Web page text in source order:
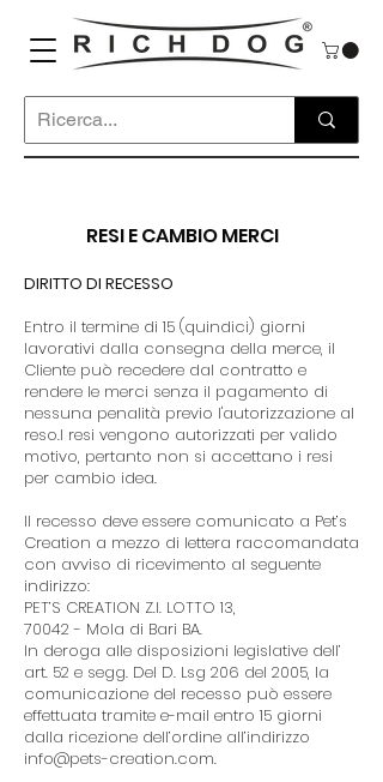
RESI E CAMBIO MERCI
DIRITTO DI RECESSO
Entro il termine di 15 (quindici) giorni
lavorativi dalla consegna della merce, il
Cliente può recedere dal contratto e
rendere le merci senza il pagamento di
nessuna penalità previo l'autorizzazione al
reso.I resi vengono autorizzati per valido
motivo, pertanto non si accettano i resi
per cambio idea.
Il recesso deve essere comunicato a Pet’s
Creation a mezzo di lettera raccomandata
con avviso di ricevimento al seguente
indirizzo:
PET’S CREATION Z.I. LOTTO 13,
70042 - Mola di Bari BA.
In deroga alle disposizioni legislative dell’
art. 52 e segg. Del D. Lsg 206 del 2005, la
comunicazione del recesso può essere
effettuata tramite e-mail entro 15 giorni
dalla ricezione dell’ordine all’indirizzo
info@pets-creation.com.